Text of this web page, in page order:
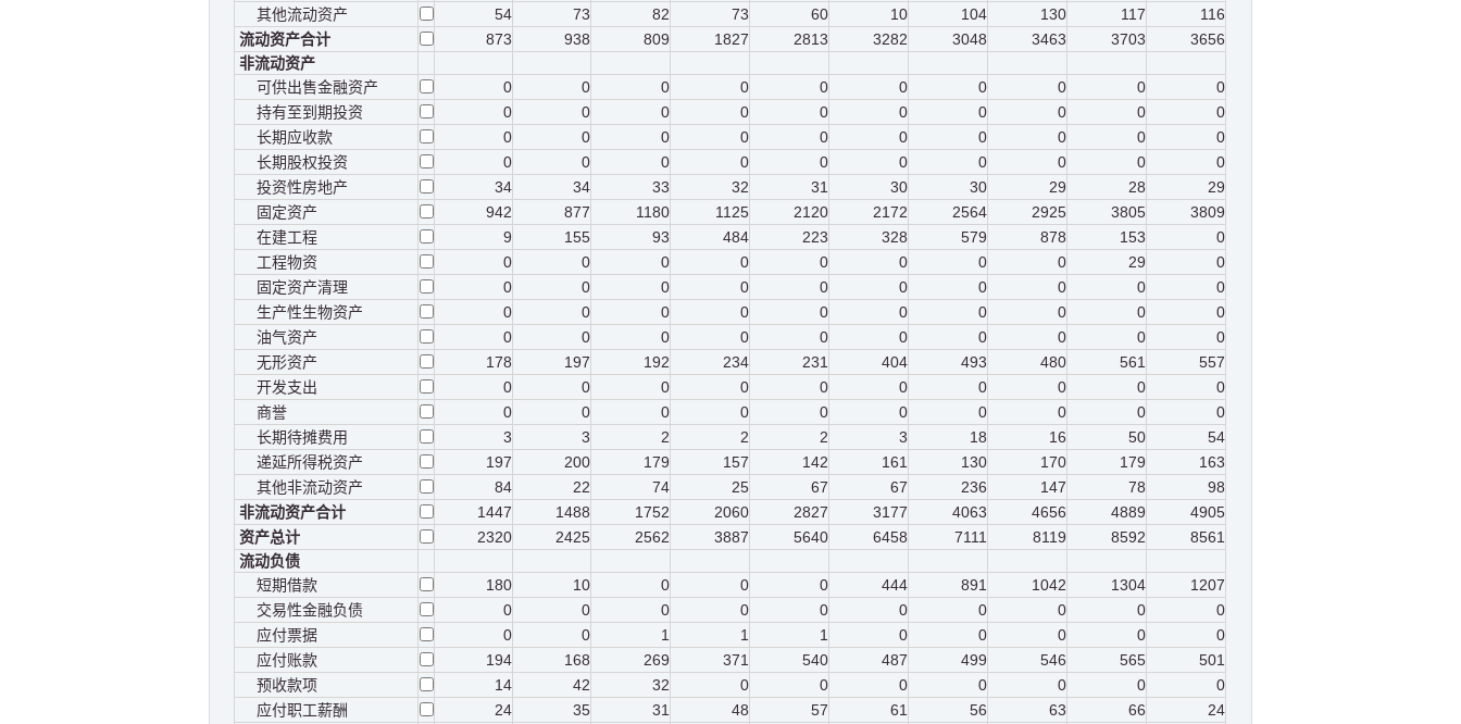
其他流动资产
54 73 82 73 60 10 104 130 117
116
流动资产合计
873 938 809 1827 2813 3282 3048 3463 3703
3656
非流动资产
可供出售金融资产
0 0 0 0 0 0 0 0 0
0
持有至到期投资
0 0 0 0 0 0 0 0 0
0
长期应收款
0 0 0 0 0 0 0 0 0
0
长期股权投资
0 0 0 0 0 0 0 0 0
0
投资性房地产
34 34 33 32 31 30 30 29 28
29
固定资产
942 877 1180 1125 2120 2172 2564 2925 3805
3809
在建工程
9 155 93 484 223 328 579 878 153
0
工程物资
0 0 0 0 0 0 0 0 29
0
固定资产清理
0 0 0 0 0 0 0 0 0
0
生产性生物资产
0 0 0 0 0 0 0 0 0
0
油气资产
0 0 0 0 0 0 0 0 0
0
无形资产
178 197 192 234 231 404 493 480 561
557
开发支出
0 0 0 0 0 0 0 0 0
0
商誉
0 0 0 0 0 0 0 0 0
0
长期待摊费用
3 3 2 2 2 3 18 16 50
54
递延所得税资产
197 200 179 157 142 161 130 170 179
163
其他非流动资产
84 22 74 25 67 67 236 147 78
98
非流动资产合计
1447 1488 1752 2060 2827 3177 4063 4656 4889
4905
资产总计
2320 2425 2562 3887 5640 6458 7111 8119 8592
8561
流动负债
短期借款
180 10 0 0 0 444 891 1042 1304
1207
交易性金融负债
0 0 0 0 0 0 0 0 0
0
应付票据
0 0 1 1 1 0 0 0 0
0
应付账款
194 168 269 371 540 487 499 546 565
501
预收款项
14 42 32 0 0 0 0 0 0
0
应付职工薪酬
24 35 31 48 57 61 56 63 66
24